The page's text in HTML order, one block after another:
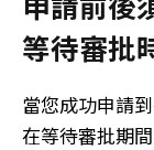
等待審批
當您成功申請
在等待審批期